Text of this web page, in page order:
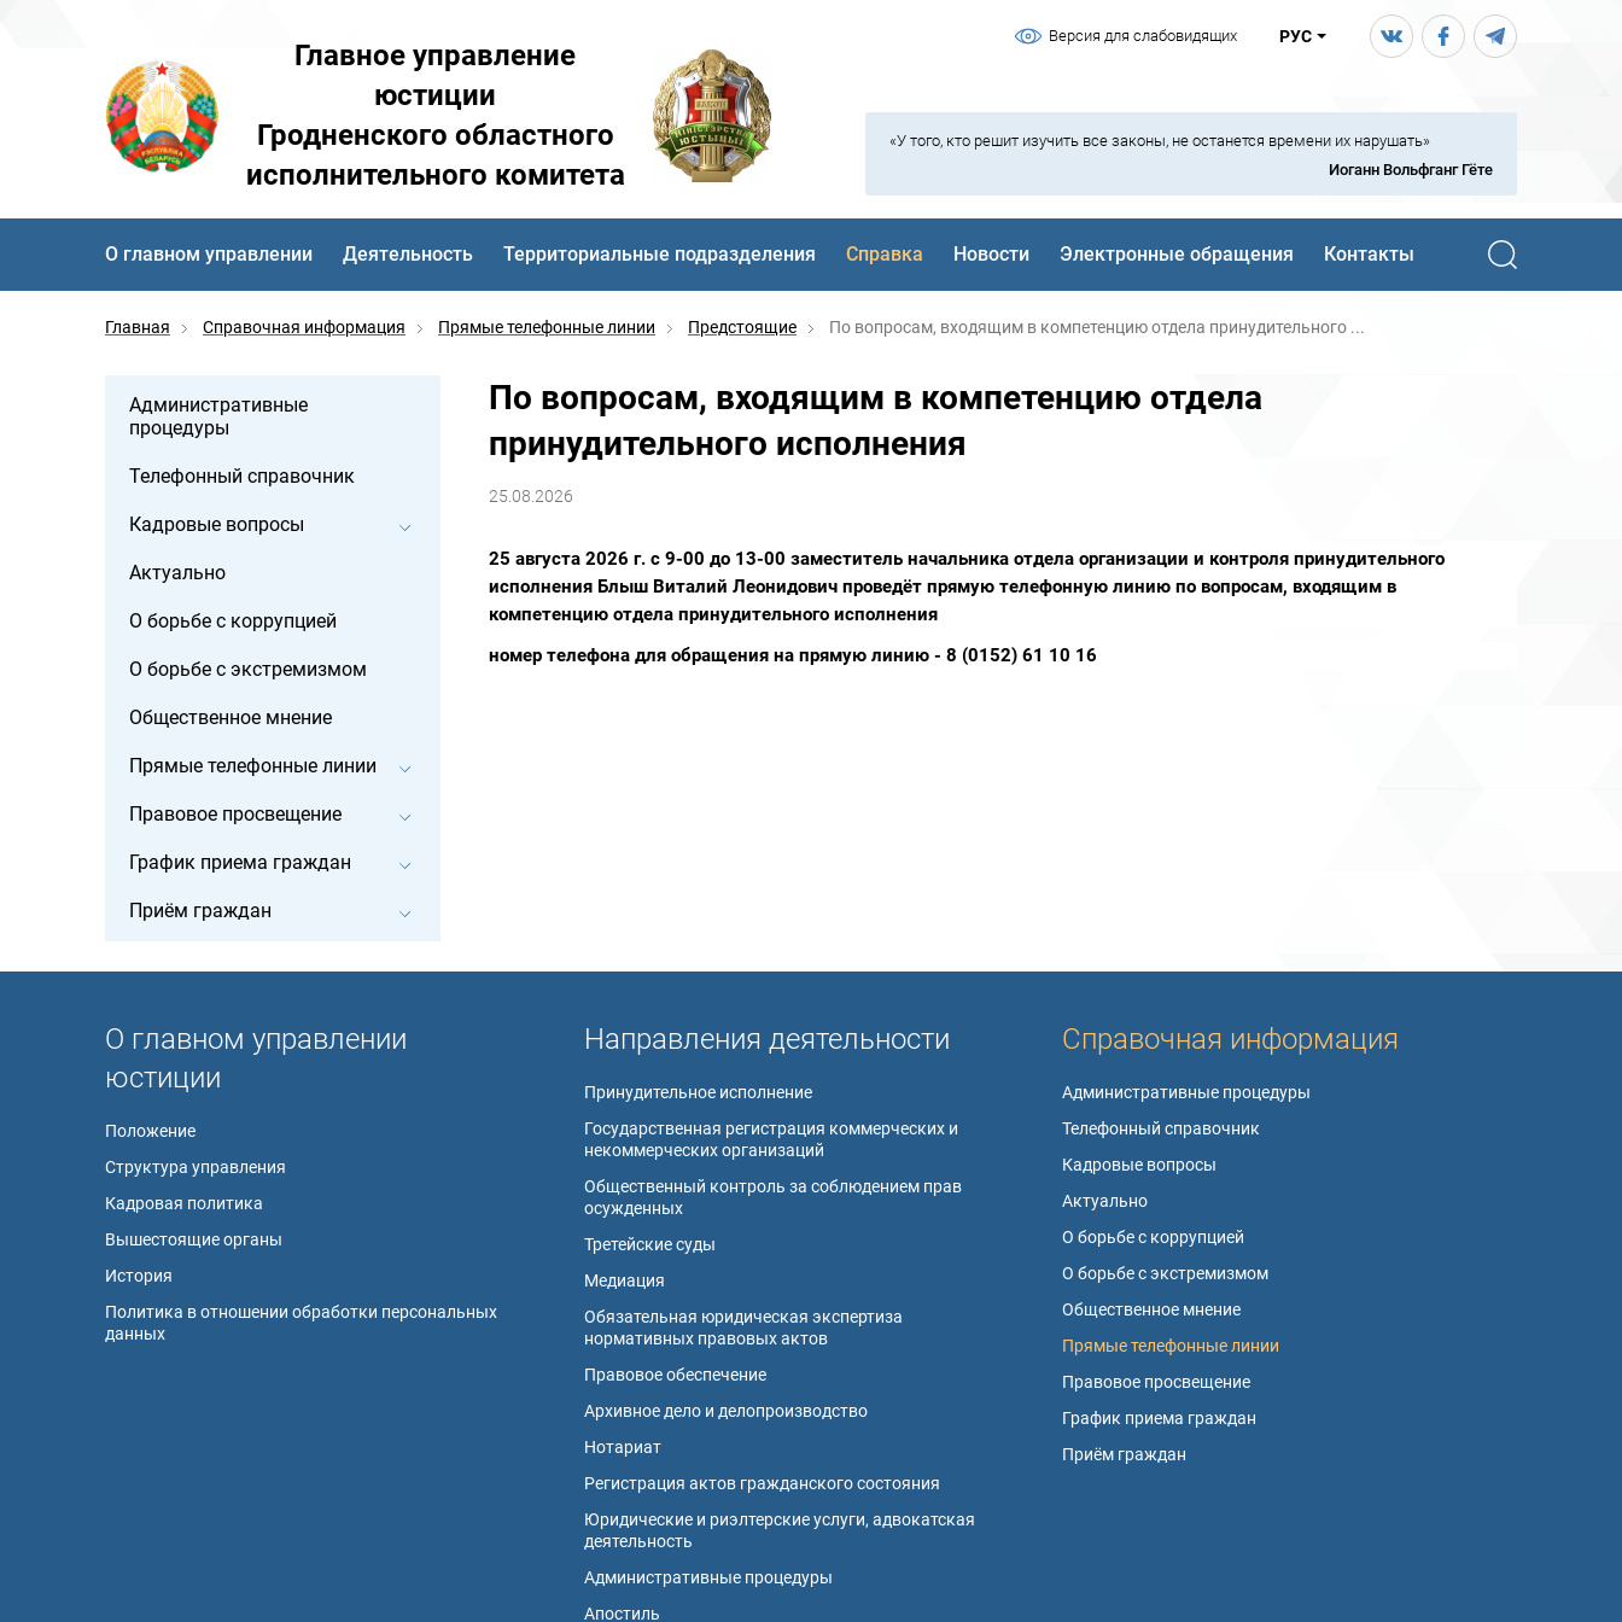
Версия для слабовидящих РУС
Главное управление
юстиции
Гродненского областного
исполнительного комитета
«У того, кто решит изучить все законы, не останется времени их нарушать»
Иоганн Вольфганг Гёте
О главном управлении Деятельность Территориальные подразделения Справка Новости Электронные обращения Контакты
Главная Справочная информация Прямые телефонные линии Предстоящие По вопросам, входящим в компетенцию отдела принудительного ...
По вопросам, входящим в компетенцию отдела
принудительного исполнения
25.08.2026
25 августа 2026 г. с 9-00 до 13-00 заместитель начальника отдела организации и контроля принудительного
исполнения Блыш Виталий Леонидович проведёт прямую телефонную линию по вопросам, входящим в
компетенцию отдела принудительного исполнения
номер телефона для обращения на прямую линию - 8 (0152) 61 10 16
Административные
процедуры
Телефонный справочник
Кадровые вопросы
Актуально
О борьбе с коррупцией
О борьбе с экстремизмом
Общественное мнение
Прямые телефонные линии
Правовое просвещение
График приема граждан
Приём граждан
О главном управлении
юстиции
Положение
Структура управления
Кадровая политика
Вышестоящие органы
История
Политика в отношении обработки персональных
данных
Направления деятельности
Принудительное исполнение
Государственная регистрация коммерческих и
некоммерческих организаций
Общественный контроль за соблюдением прав
осужденных
Третейские суды
Медиация
Обязательная юридическая экспертиза
нормативных правовых актов
Правовое обеспечение
Архивное дело и делопроизводство
Нотариат
Регистрация актов гражданского состояния
Юридические и риэлтерские услуги, адвокатская
деятельность
Административные процедуры
Апостиль
Справочная информация
Административные процедуры
Телефонный справочник
Кадровые вопросы
Актуально
О борьбе с коррупцией
О борьбе с экстремизмом
Общественное мнение
Прямые телефонные линии
Правовое просвещение
График приема граждан
Приём граждан